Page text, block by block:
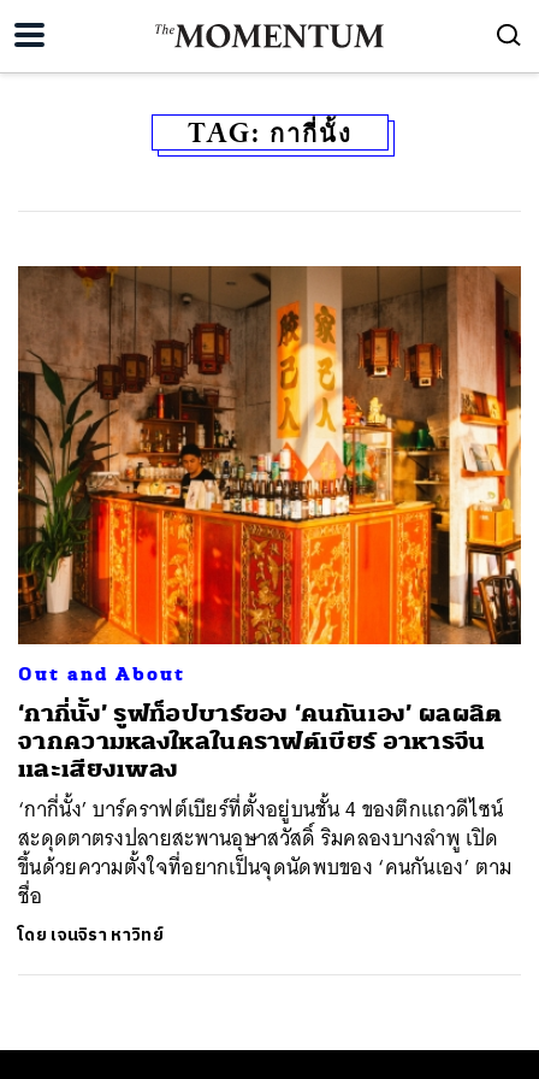
TAG: กากี่นั้ง
Out and About
‘กากี่นั้ง’ รูฟท็อปบาร์ของ ‘คนกันเอง’ ผลผลิต
จากความหลงใหลในคราฟต์เบียร์ อาหารจีน
และเสียงเพลง
‘กากี่นั้ง’ บาร์คราฟต์เบียร์ที่ตั้งอยู่บนชั้น 4 ของตึกแถวดีไซน์
สะดุดตาตรงปลายสะพานอุษาสวัสดิ์ ริมคลองบางลำพู เปิด
ขึ้นด้วยความตั้งใจที่อยากเป็นจุดนัดพบของ ‘คนกันเอง’ ตาม
ชื่อ
โดย เจนจิรา หาวิทย์
ค้นหา
SHARE TWEET LINE EMAIL